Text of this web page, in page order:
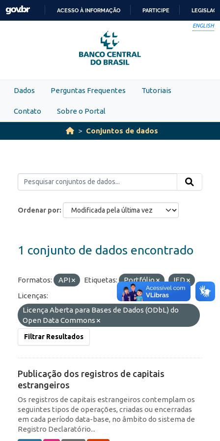
Skip to main content
PARA
O
CONTEÚDO
ACESSO À INFORMAÇÃO PARTICIPE
ENGLISH
Dados Perguntas Frequentes Tutoriais
Contato Sobre o Portal
Conjuntos de dados
Ordenar por
1 conjunto de dados encontrado
Formatos: API Etiquetas: Portfólio
IED
Licenças:
Licença Aberta para Bases de Dados (ODbL) do
Open Data Commons
Filtrar Resultados
Publicação dos registros de capitais
estrangeiros
Os registros de capitais estrangeiros contemplam os
seguintes tipos de operações, criadas ou encerradas
em cada período data-base, no âmbito do sistema de
Registro Declaratório...